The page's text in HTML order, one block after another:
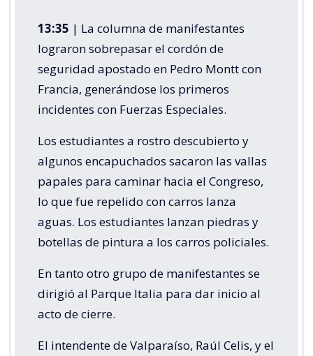
13:35 | La columna de manifestantes
lograron sobrepasar el cordón de
seguridad apostado en Pedro Montt con
Francia, generándose los primeros
incidentes con Fuerzas Especiales.
Los estudiantes a rostro descubierto y
algunos encapuchados sacaron las vallas
papales para caminar hacia el Congreso,
lo que fue repelido con carros lanza
aguas. Los estudiantes lanzan piedras y
botellas de pintura a los carros policiales.
En tanto otro grupo de manifestantes se
dirigió al Parque Italia para dar inicio al
acto de cierre.
El intendente de Valparaíso, Raúl Celis, y el